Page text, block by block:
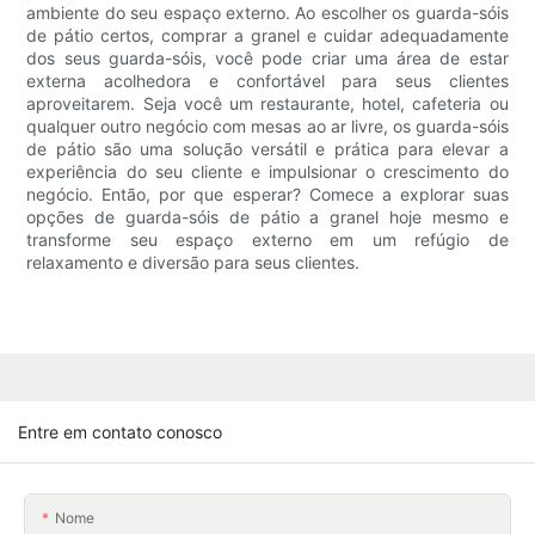
ambiente do seu espaço externo. Ao escolher os guarda-sóis
de pátio certos, comprar a granel e cuidar adequadamente
dos seus guarda-sóis, você pode criar uma área de estar
externa acolhedora e confortável para seus clientes
aproveitarem. Seja você um restaurante, hotel, cafeteria ou
qualquer outro negócio com mesas ao ar livre, os guarda-sóis
de pátio são uma solução versátil e prática para elevar a
experiência do seu cliente e impulsionar o crescimento do
negócio. Então, por que esperar? Comece a explorar suas
opções de guarda-sóis de pátio a granel hoje mesmo e
transforme seu espaço externo em um refúgio de
relaxamento e diversão para seus clientes.
Entre em contato conosco
Nome